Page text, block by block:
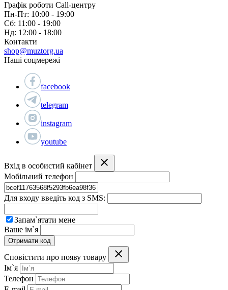
Графік роботи Call-центру
Пн-Пт: 10:00 - 19:00
Сб: 11:00 - 19:00
Нд: 12:00 - 18:00
Контакти
shop@muztorg.ua
Наші соцмережі
facebook
telegram
instagram
youtube
Вхід в особистий кабінет
Мобільний телефон
Для входу введіть код з SMS:
Запам`ятати мене
Ваше ім`я
Отримати код
Сповістити про появу товару
Ім`я
Телефон